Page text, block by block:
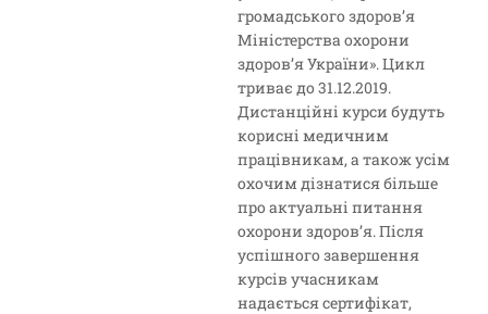
громадського здоров’я
Міністерства охорони
здоров’я України». Цикл
триває до 31.12.2019.
Дистанційні курси будуть
корисні медичним
працівникам, а також усім
охочим дізнатися більше
про актуальні питання
охорони здоров’я. Після
успішного завершення
курсів учасникам
надається сертифікат,